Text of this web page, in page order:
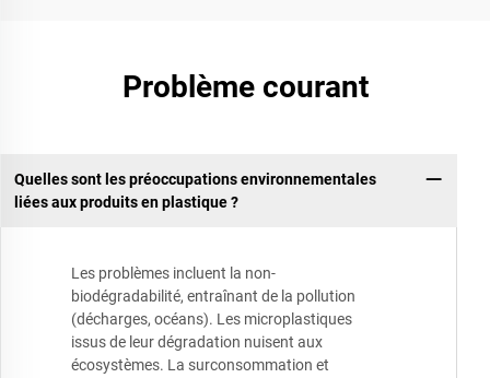
Problème courant
Quelles sont les préoccupations environnementales
liées aux produits en plastique ?
Les problèmes incluent la non-
biodégradabilité, entraînant de la pollution
(décharges, océans). Les microplastiques
issus de leur dégradation nuisent aux
écosystèmes. La surconsommation et